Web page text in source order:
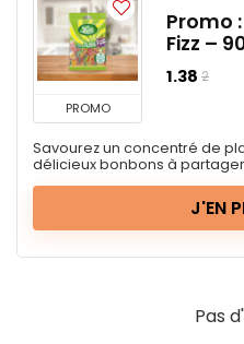
PROMO
Promo
Fizz –
1.38 2
Savourez un concentré de
délicieux bonbons à
J'EN
Pas